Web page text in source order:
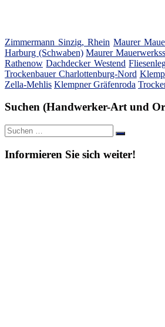
Zimmermann Sinzig, Rhein Maurer
Harburg (Schwaben) Maurer
Rathenow Dachdecker Westend
Trockenbauer Charlottenburg-Nord
Zella-Mehlis Klempner Gräfenroda
Suchen (Handwerker-Art und
Suche
nach:
Suchen
Informieren Sie sich weiter!